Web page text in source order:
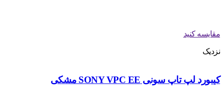
مقایسه کنید
نزدیک
کیبورد لپ تاپ سونی SONY VPC EE مشکی